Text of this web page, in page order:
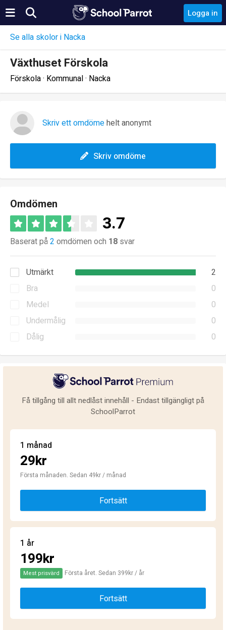
Logga in
Se alla skolor i Nacka
Växthuset Förskola
Förskola · Kommunal · Nacka
Skriv ett omdömehelt anonymt
Skriv omdöme
Omdömen
3.7
Baserat på2 omdömen och 18 svar
Utmärkt
2
Bra
0
Medel
0
Undermålig
0
Dålig
0
Få tillgång till allt nedlåst innehåll - Endast tillgängligt på
SchoolParrot
1 månad
29kr
Första månaden. Sedan 49kr / månad
Fortsätt
1 år
199kr
Mest prisvärd Första året. Sedan 399kr / år
Fortsätt